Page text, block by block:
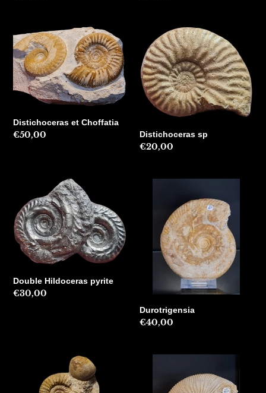
Distichoceras
et
Choffatia
Distichoceras et Choffatia
Precio
€50,00
Distichoceras
sp
Distichoceras sp
Precio
€20,00
Hildoceras
pyrite
Double Hildoceras pyrite
Precio
€30,00
Durotrigensia
Precio
€40,00
baculata